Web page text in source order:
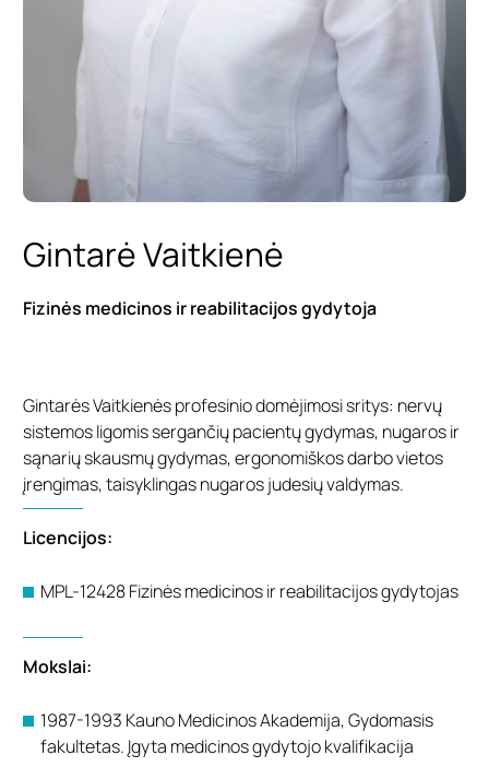
Gintarė Vaitkienė
Fizinės medicinos ir reabilitacijos gydytoja
Gintarės Vaitkienės profesinio domėjimosi sritys: nervų
sistemos ligomis sergančių pacientų gydymas, nugaros ir
sąnarių skausmų gydymas, ergonomiškos darbo vietos
įrengimas, taisyklingas nugaros judesių valdymas.
Licencijos:
MPL-12428 Fizinės medicinos ir reabilitacijos gydytojas
Mokslai:
1987-1993 Kauno Medicinos Akademija, Gydomasis
fakultetas. Įgyta medicinos gydytojo kvalifikacija